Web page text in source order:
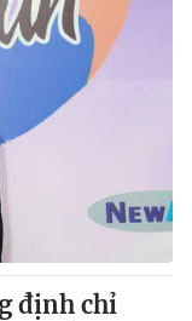
định chỉ